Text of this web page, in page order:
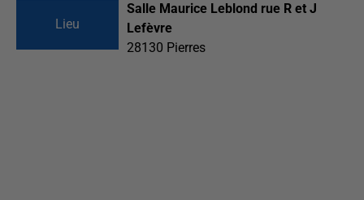
Lieu
Salle Maurice Leblond rue R et J
Lefèvre
28130 Pierres